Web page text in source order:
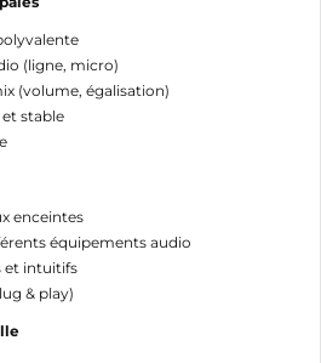
(ligne, micro)
(volume, égalisation)
stable
enceintes
équipements audio
et intuitifs
& play)